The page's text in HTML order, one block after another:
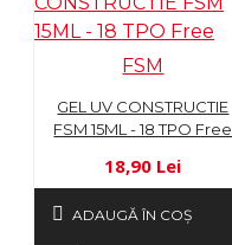
FSM
GEL UV CONSTRUCTIE
FSM 15ML - 18 TPO Free
18,90 Lei
ADAUGĂ ÎN COŞ